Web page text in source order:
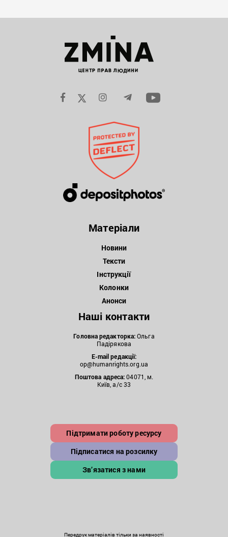
Матеріали
Новини
Тексти
Інструкції
Колонки
Анонси
Наші контакти
Головна редакторка:Ольга
Падірякова
E-mail редакції:
op@humanrights.org.ua
Поштова адреса:04071, м.
Київ, а/с 33
Підтримати роботу ресурсу
Підписатися на розсилку
Зв’язатися з нами
Передрук матеріалів тільки за наявності